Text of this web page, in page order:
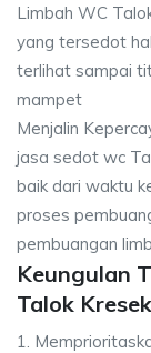
Limbah WC
yang tersedot
terlihat sampai
mampet
Menjalin
jasa sedot wc
baik dari waktu
proses
pembuangan
Keungulan
Talok
1.